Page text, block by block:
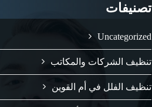
تصنيفات
Uncategorized
تنظيف الشركات والمكاتب
تنظيف الفلل في أم القوين